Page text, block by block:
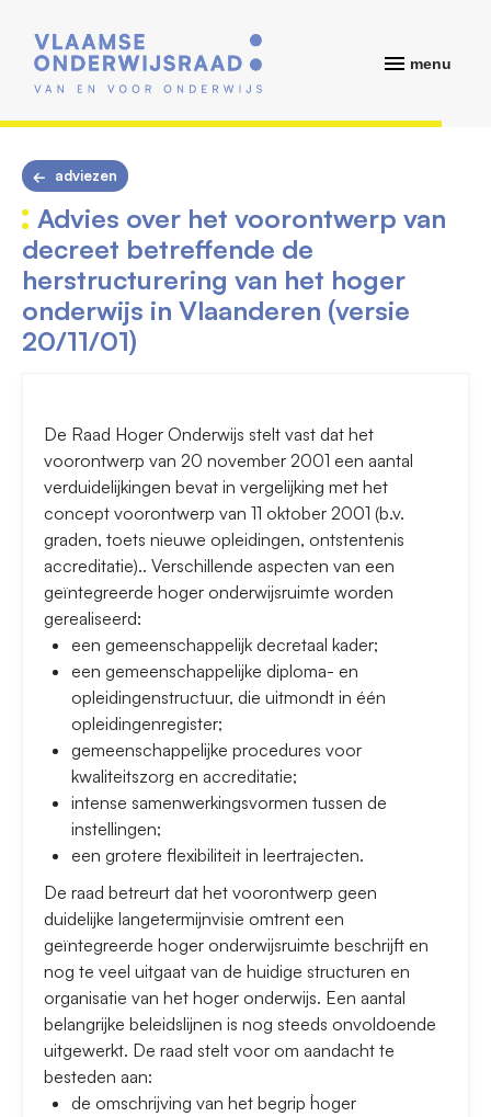
menu
adviezen
Advies over het voorontwerp van
decreet betreffende de
herstructurering van het hoger
onderwijs in Vlaanderen (versie
20/11/01)
De Raad Hoger Onderwijs stelt vast dat het
voorontwerp van 20 november 2001 een aantal
verduidelijkingen bevat in vergelijking met het
concept voorontwerp van 11 oktober 2001 (b.v.
graden, toets nieuwe opleidingen, ontstentenis
accreditatie).. Verschillende aspecten van een
geïntegreerde hoger onderwijsruimte worden
gerealiseerd:
een gemeenschappelijk decretaal kader;
een gemeenschappelijke diploma- en
opleidingenstructuur, die uitmondt in één
opleidingenregister;
gemeenschappelijke procedures voor
kwaliteitszorg en accreditatie;
intense samenwerkingsvormen tussen de
instellingen;
een grotere flexibiliteit in leertrajecten.
De raad betreurt dat het voorontwerp geen
duidelijke langetermijnvisie omtrent een
geïntegreerde hoger onderwijsruimte beschrijft en
nog te veel uitgaat van de huidige structuren en
organisatie van het hoger onderwijs. Een aantal
belangrijke beleidslijnen is nog steeds onvoldoende
uitgewerkt. De raad stelt voor om aandacht te
besteden aan:
de omschrijving van het begrip `hoger